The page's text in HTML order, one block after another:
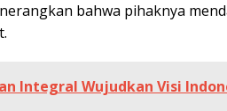
bahwa pihaknya
Integral Wujudkan Visi